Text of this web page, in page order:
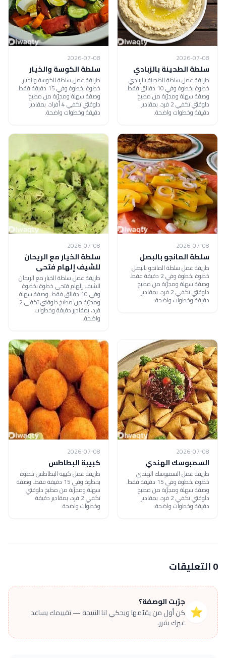
2026-07-08
سلطة الطحينة بالزبادي
طريقة عمل سلطة الطحينة بالزبادي
خطوة بخطوة وفي 10 دقائق فقط.
وصفة سهلة ومجرّبة من مطبخ
دلوقتي تكفي 2 فرد، بمقادير
دقيقة وخطوات واضحة.
2026-07-08
سلطة الكوسة والخيار
طريقة عمل سلطة الكوسة والخيار
خطوة بخطوة وفي 15 دقيقة فقط.
وصفة سهلة ومجرّبة من مطبخ
دلوقتي تكفي 4 أفراد، بمقادير
دقيقة وخطوات واضحة.
2026-07-08
سلطة المانجو بالبصل
طريقة عمل سلطة المانجو بالبصل
خطوة بخطوة وفي 2 دقيقة فقط.
وصفة سهلة ومجرّبة من مطبخ
دلوقتي تكفي 2 فرد، بمقادير
دقيقة وخطوات واضحة.
2026-07-08
سلطة الخيار مع الريحان
للشيف إلهام فتحى
طريقة عمل سلطة الخيار مع الريحان
للشيف إلهام فتحى خطوة بخطوة
وفي 10 دقائق فقط. وصفة سهلة
ومجرّبة من مطبخ دلوقتي تكفي 2
فرد، بمقادير دقيقة وخطوات
واضحة.
2026-07-08
السمبوسك الهندي
طريقة عمل السمبوسك الهندي
خطوة بخطوة وفي 15 دقيقة فقط.
وصفة سهلة ومجرّبة من مطبخ
دلوقتي تكفي 2 فرد، بمقادير
دقيقة وخطوات واضحة.
2026-07-08
كبيبة البطاطس
طريقة عمل كبيبة البطاطس خطوة
بخطوة وفي 15 دقيقة فقط. وصفة
سهلة ومجرّبة من مطبخ دلوقتي
تكفي 2 فرد، بمقادير دقيقة
وخطوات واضحة.
0 التعليقات
⭐
جرّبت الوصفة؟
كن أول من يقيّمها ويحكي لنا النتيجة — تقييمك يساعد
غيرك يقرر.